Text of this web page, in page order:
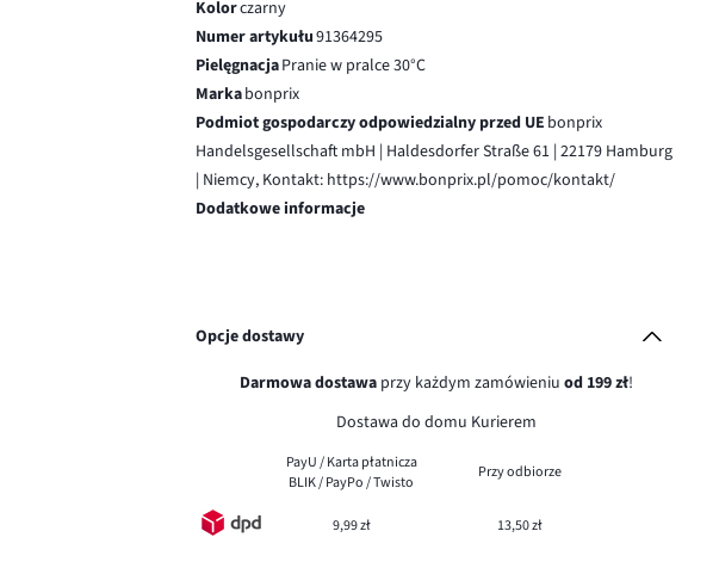
Kolorczarny
Numer artykułu91364295
PielęgnacjaPranie w pralce 30°C
Markabonprix
Podmiot gospodarczy odpowiedzialny przed UE bonprix
Handelsgesellschaft mbH | Haldesdorfer Straße 61 | 22179 Hamburg
| Niemcy, Kontakt: https://www.bonprix.pl/pomoc/kontakt/
Dodatkowe informacje
Opcje dostawy
Darmowa dostawaprzy każdym zamówieniu od 199 zł!
Dostawa do domu Kurierem
PayU / Karta płatnicza
BLIK / PayPo / Twisto
Przy odbiorze
9,99 zł 13,50 zł